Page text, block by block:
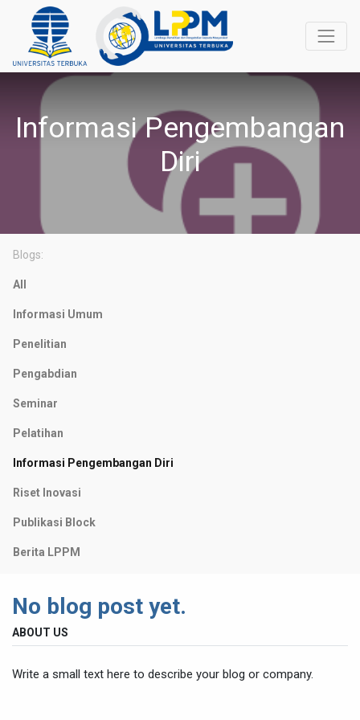
Informasi Pengembangan
Diri
Blogs:
All
Informasi Umum
Penelitian
Pengabdian
Seminar
Pelatihan
Informasi Pengembangan Diri
Riset Inovasi
Publikasi Block
Berita LPPM
No blog post yet.
ABOUT US
Write a small text here to describe your blog or company.